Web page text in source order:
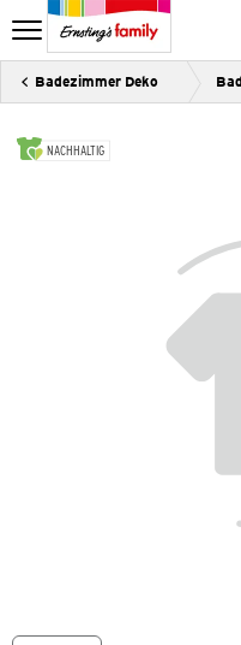
Badezimmer Deko
NACHHALTIG